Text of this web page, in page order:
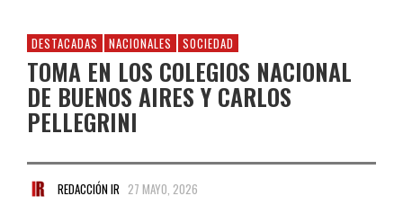
DESTACADAS NACIONALES SOCIEDAD
TOMA EN LOS COLEGIOS NACIONAL
DE BUENOS AIRES Y CARLOS
PELLEGRINI
REDACCIÓN IR 27 MAYO, 2026